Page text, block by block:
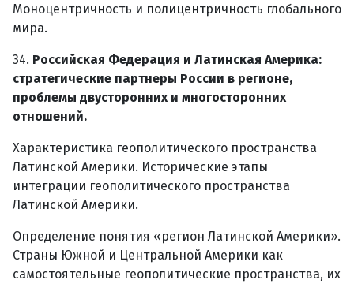
Моноцентричность и полицентричность глобального
мира.
34. Российская Федерация и Латинская Америка:
стратегические партнеры России в регионе,
проблемы двусторонних и многосторонних
отношений.
Характеристика геополитического пространства
Латинской Америки. Исторические этапы
интеграции геополитического пространства
Латинской Америки.
Определение понятия «регион Латинской Америки».
Страны Южной и Центральной Америки как
самостоятельные геополитические пространства, их